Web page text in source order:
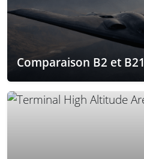
Comparaison B2 et B21